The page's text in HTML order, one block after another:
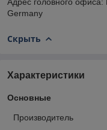
Germany
Скрыть
Характеристики
Основные
Производитель